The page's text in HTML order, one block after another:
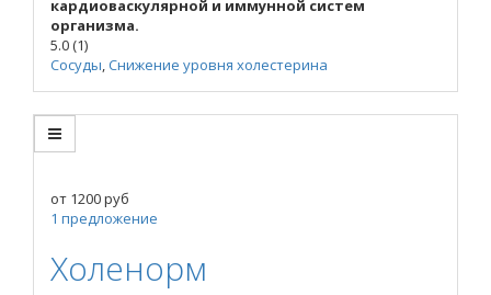
кардиоваскулярной и иммунной систем
организма.
5.0(1)
Сосуды,Снижение уровня холестерина
от 1200руб
1 предложение
Холенорм